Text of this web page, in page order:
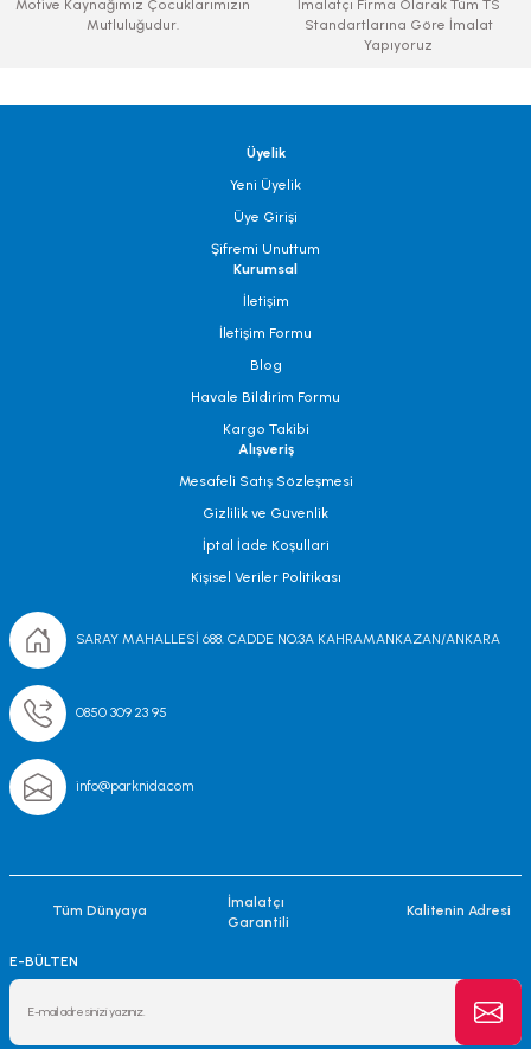
Motive Kaynağımız Çocuklarımızın
Mutluluğudur.
İmalatçı Firma Olarak Tüm TS
Standartlarına Göre İmalat
Yapıyoruz
Üyelik
Yeni Üyelik
Üye Girişi
Şifremi Unuttum
Kurumsal
İletişim
İletişim Formu
Blog
Havale Bildirim Formu
Kargo Takibi
Alışveriş
Mesafeli Satış Sözleşmesi
Gizlilik ve Güvenlik
İptal İade Koşullari
Kişisel Veriler Politikası
SARAY MAHALLESİ 688. CADDE NO;3A KAHRAMANKAZAN/ANKARA
0850 309 23 95
info@parknida.com
Tüm Dünyaya
İmalatçı
Garantili
Kalitenin Adresi
E-BÜLTEN